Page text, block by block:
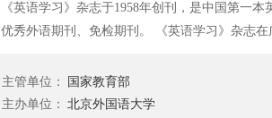
《英语学习》杂志于1958年创刊，是中国第一
优秀外语期刊、免检期刊。 《英语学习》杂志
高等院校。 校内众多知名教授组成了我们的专
容置疑的。
主管单位：
国家教育部
主办单位： 北京外国语大学